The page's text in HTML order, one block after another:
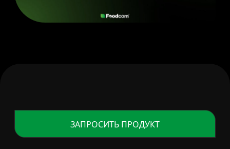
ЗАПРОСИТЬ ПРОДУКТ